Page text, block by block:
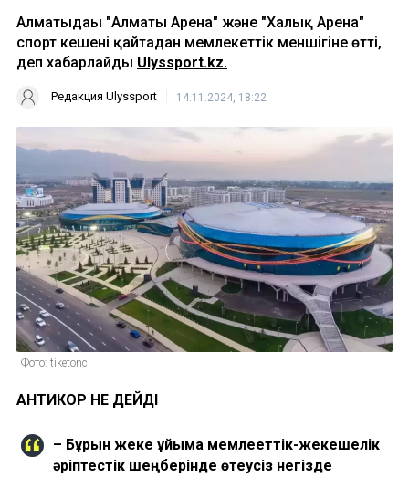
Алматыдағы "Алматы Арена" және "Халық Арена"
спорт кешені қайтадан мемлекеттік меншігіне өтті,
деп хабарлайды Ulyssport.kz.
Редакция Ulyssport 14.11.2024, 18:22
Фото: tiketonс
АНТИКОР НЕ ДЕЙДІ
– Бұрын жеке ұйымға мемлееттік-жекешелік
әріптестік шеңберінде өтеусіз негізде